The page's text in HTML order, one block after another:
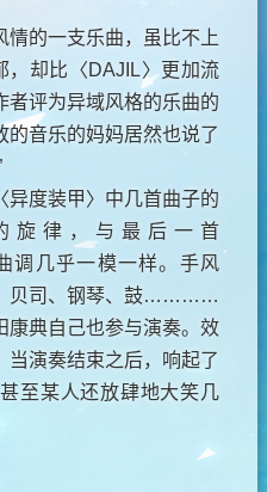
情的一支乐曲，虽比不上
，却比〈DAJIL〉更加流
者评为异域风格的乐曲的
的音乐的妈妈居然也说了
异度装甲〉中几首曲子的
旋律，与最后一首
调几乎一模一样。手风
贝司、钢琴、鼓…………
康典自己也参与演奏。效
当演奏结束之后，响起了
至某人还放肆地大笑几